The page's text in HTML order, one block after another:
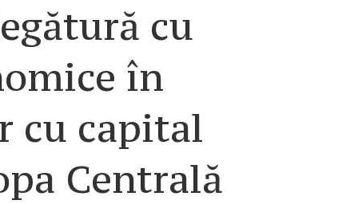
cu
în
cu capital
Centrală